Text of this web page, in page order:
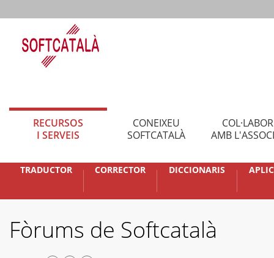
RECURSOS
I SERVEIS
CONEIXEU
SOFTCATALÀ
AMB
TRADUCTOR CORRECTOR DICCIONARIS
Fòrums de Softcatalà